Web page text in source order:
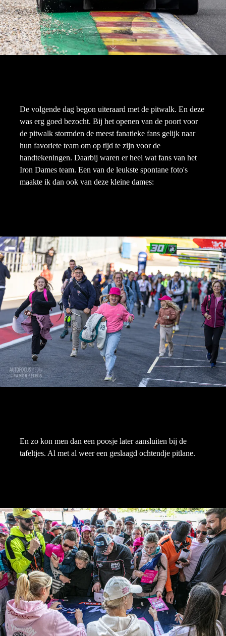
De volgende dag begon uiteraard met de pitwalk. En deze
was erg goed bezocht. Bij het openen van de poort voor
de pitwalk stormden de meest fanatieke fans gelijk naar
hun favoriete team om op tijd te zijn voor de
handtekeningen. Daarbij waren er heel wat fans van het
Iron Dames team. Een van de leukste spontane foto's
maakte ik dan ook van deze kleine dames:
En zo kon men dan een poosje later aansluiten bij de
tafeltjes. Al met al weer een geslaagd ochtendje pitlane.